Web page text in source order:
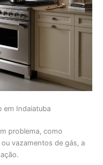
em Indaiatuba
problema, como
vazamentos de gás, a